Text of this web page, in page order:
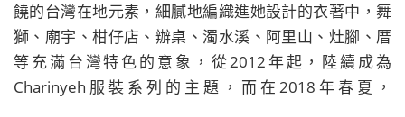
饒的台灣在地元素，細膩地編織進她設計的衣著中，舞
獅、廟宇、柑仔店、辦桌、濁水溪、阿里山、灶腳、厝
等充滿台灣特色的意象，從2012年起，陸續成為
Charinyeh服裝系列的主題，而在2018年春夏，